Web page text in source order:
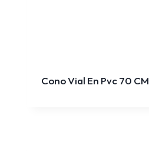
Cono Vial En Pvc 70 CM